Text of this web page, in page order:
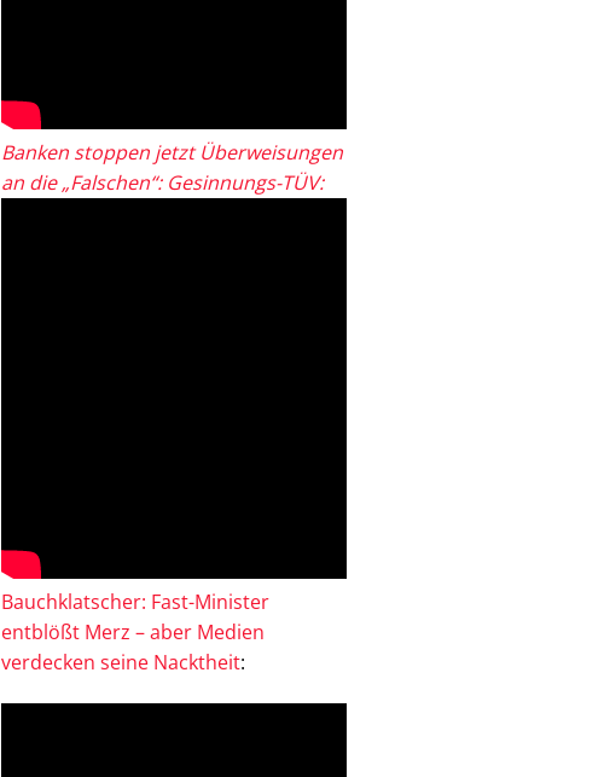
Banken stoppen jetzt Überweisungen
an die „Falschen“: Gesinnungs-TÜV:
Bauchklatscher: Fast-Minister
entblößt Merz – aber Medien
verdecken seine Nacktheit: